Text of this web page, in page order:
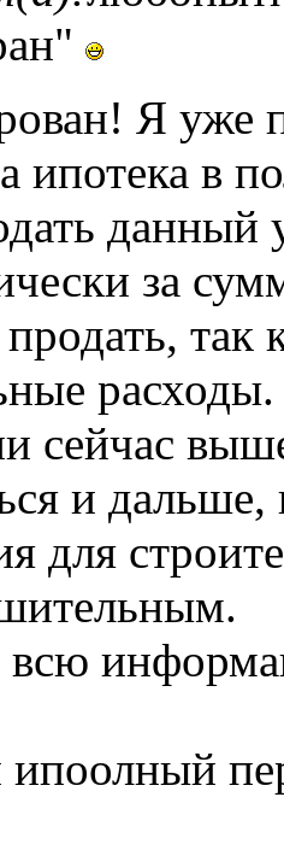
Я уже
ипотека в
за
так
сейчас
и
для
всю